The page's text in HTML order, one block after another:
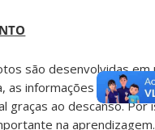
são desenvolvidas em
as informações são
graças ao descanso. Por
na